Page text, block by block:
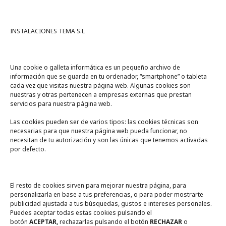
INSTALACIONES TEMA S.L
Una cookie o galleta informática es un pequeño archivo de
información que se guarda en tu ordenador, “smartphone” o tableta
cada vez que visitas nuestra página web. Algunas cookies son
nuestras y otras pertenecen a empresas externas que prestan
servicios para nuestra página web.
Las cookies pueden ser de varios tipos: las cookies técnicas son
necesarias para que nuestra página web pueda funcionar, no
necesitan de tu autorización y son las únicas que tenemos activadas
por defecto.
El resto de cookies sirven para mejorar nuestra página, para
personalizarla en base a tus preferencias, o para poder mostrarte
publicidad ajustada a tus búsquedas, gustos e intereses personales.
Puedes aceptar todas estas cookies pulsando el
botón ACEPTAR,rechazarlas pulsando el botón RECHAZARo
A un click
Tienda online Legal
Política de privacidad